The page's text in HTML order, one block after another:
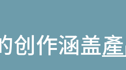
创作涵盖